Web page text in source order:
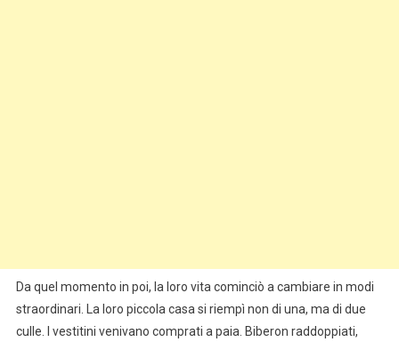
Da quel momento in poi, la loro vita cominciò a cambiare in modi
straordinari. La loro piccola casa si riempì non di una, ma di due
culle. I vestitini venivano comprati a paia. Biberon raddoppiati,